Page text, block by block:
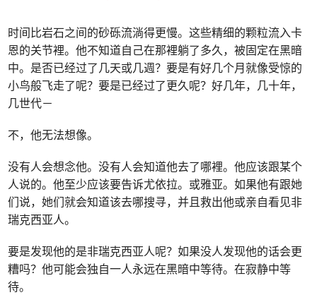
时间比岩石之间的砂砾流淌得更慢。这些精细的颗粒流入卡
恩的关节裡。他不知道自己在那裡躺了多久，被固定在黑暗
中。是否已经过了几天或几週？要是有好几个月就像受惊的
小鸟般飞走了呢？要是已经过了更久呢？好几年，几十年，
几世代－
不，他无法想像。
没有人会想念他。没有人会知道他去了哪裡。他应该跟某个
人说的。他至少应该要告诉尤依拉。或雅亚。如果他有跟她
们说，她们就会知道该去哪搜寻，并且救出他或亲自看见非
瑞克西亚人。
要是发现他的是非瑞克西亚人呢？如果没人发现他的话会更
糟吗？他可能会独自一人永远在黑暗中等待。在寂静中等
待。